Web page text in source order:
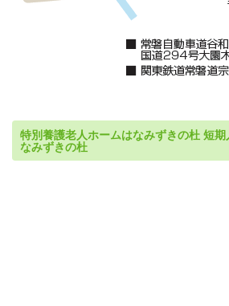
特別養護老人ホームはなみずきの杜 短
なみずきの杜